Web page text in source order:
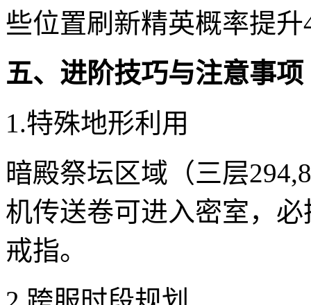
些位置刷新精英概率提升
五、进阶技巧与注意事项
1.特殊地形利用
暗殿祭坛区域（三层
机传送卷可进入密室，
戒指。